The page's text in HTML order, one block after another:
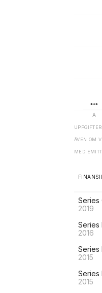
ÄVEN OM
MED
Series
2019
Series
2016
Series
2015
Series
2015